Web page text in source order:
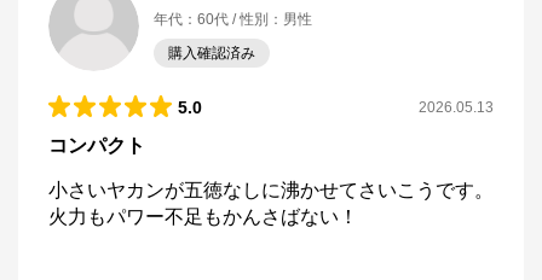
年代 ： 60代 性別 ： 男性
購入確認済み
5.0 2026.05.13
コンパクト
小さいヤカンが五徳なしに沸かせてさいこうです。
火力もパワー不足もかんさばない！